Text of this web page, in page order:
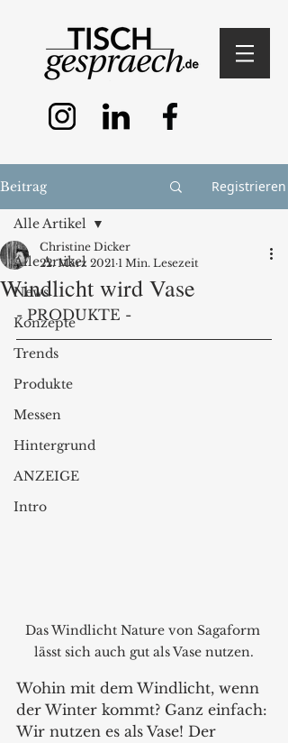
Beitrag Registrieren
Alle Artikel
News
Konzepte
Trends
Produkte
Messen
Hintergrund
ANZEIGE
Intro
Alle Artikel
Windlicht wird Vase
Christine Dicker
22. März 2021 1 Min. Lesezeit
- PRODUKTE -
Das Windlicht Nature von Sagaform
lässt sich auch gut als Vase nutzen.
Wohin mit dem Windlicht, wenn
der Winter kommt? Ganz einfach:
Wir nutzen es als Vase! Der